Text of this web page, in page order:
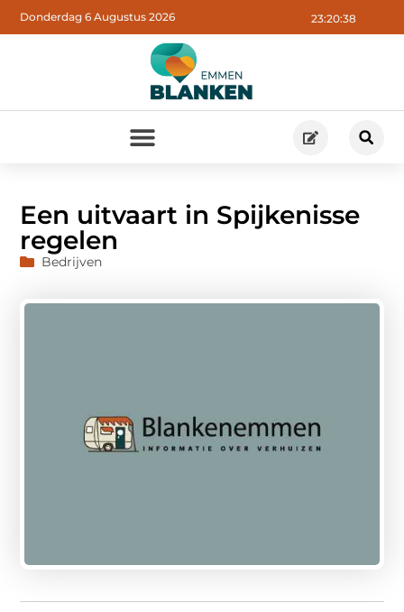
23:20:39
Donderdag 6 Augustus 2026
Een uitvaart in Spijkenisse
regelen
Bedrijven